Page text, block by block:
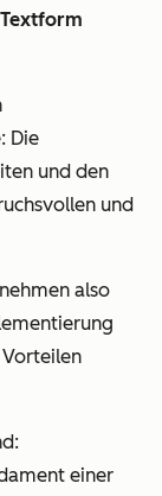
Die
und den
und
also
einer